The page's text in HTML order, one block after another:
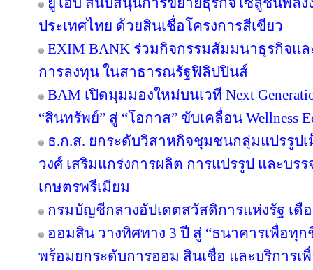
ประเทศไทย ด้วยสินเชื่อโครงการสีเขียว
EXIM BANK ร่วมกิจกรรมสัมมนาธุรกิจแ
การลงทุน ในสาธารณรัฐฟิลิปปินส์
BAM เปิดมุมมองใหม่บนเวที Next
“สินทรัพย์” สู่ “โอกาส” ขับเคลื่อน Wellness
ธ.ก.ส. ยกระดับวิสาหกิจชุมชนกลุ่มแปรรูป
วงศ์ เสริมแกร่งการผลิต การแปรรูป และบ
เกษตรพรีเมียม
กรมบัญชีกลางอัปเดตสวัสดิการแห่งรัฐ เดื
ออมสิน วางทิศทาง 3 ปี สู่ “ธนาคารเพื่อทุ
พร้อมยกระดับการออม สินเชื่อ และบริการเ